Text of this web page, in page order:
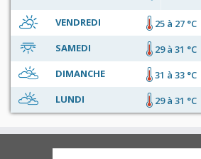
VENDREDI 25 à 27 °C
SAMEDI
29 à 31 °C
DIMANCHE
31 à 33 °C
LUNDI
29 à 31 °C